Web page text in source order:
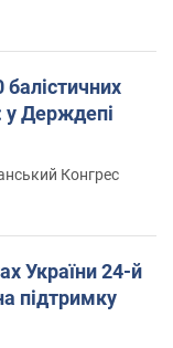
у Держдепі
Конгрес
України 24-й
підтримку